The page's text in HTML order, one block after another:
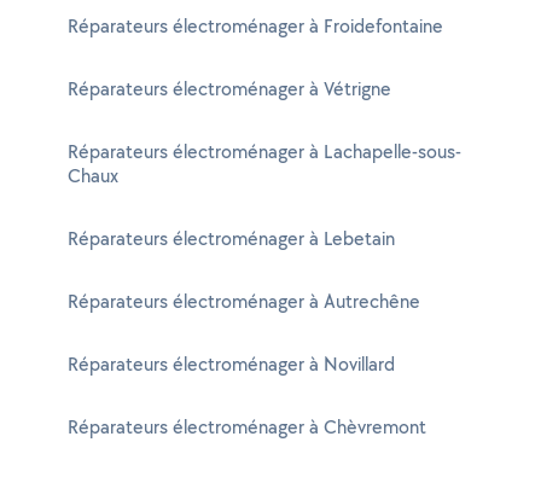
Réparateurs électroménager à Froidefontaine
Réparateurs électroménager à Vétrigne
Réparateurs électroménager à Lachapelle-sous-
Chaux
Réparateurs électroménager à Lebetain
Réparateurs électroménager à Autrechêne
Réparateurs électroménager à Novillard
Réparateurs électroménager à Chèvremont